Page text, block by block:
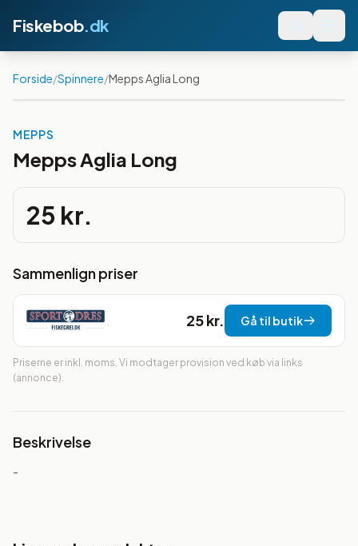
Fiskebob.dk
Forside/Spinnere/Mepps Aglia Long
MEPPS
Mepps Aglia Long
25 kr.
Sammenlign priser
25 kr. Gå til butik
Priserne er inkl. moms. Vi modtager provision ved køb via links
(annonce).
Beskrivelse
-